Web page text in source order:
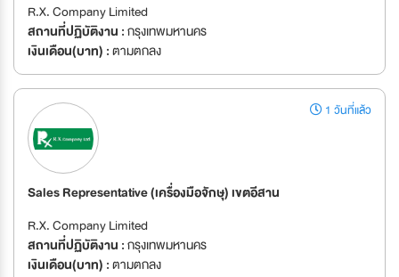
R.X. Company Limited
สถานที่ปฏิบัติงาน :กรุงเทพมหานคร
เงินเดือน(บาท) :ตามตกลง
1 วันที่แล้ว
Sales Representative (เครื่องมือจักษุ) เขตอีสาน
R.X. Company Limited
สถานที่ปฏิบัติงาน :กรุงเทพมหานคร
เงินเดือน(บาท) :ตามตกลง